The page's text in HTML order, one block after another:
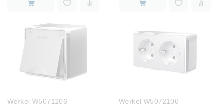
Werkel W5071206 Werkel W5072106